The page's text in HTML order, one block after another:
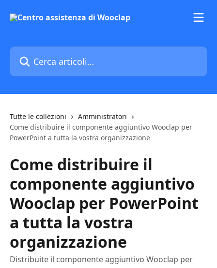
Cerca articoli…
Tutte le collezioni
Amministratori
Come distribuire il componente aggiuntivo Wooclap per
PowerPoint a tutta la vostra organizzazione
Come distribuire il
componente aggiuntivo
Wooclap per PowerPoint
a tutta la vostra
organizzazione
Distribuite il componente aggiuntivo Wooclap per